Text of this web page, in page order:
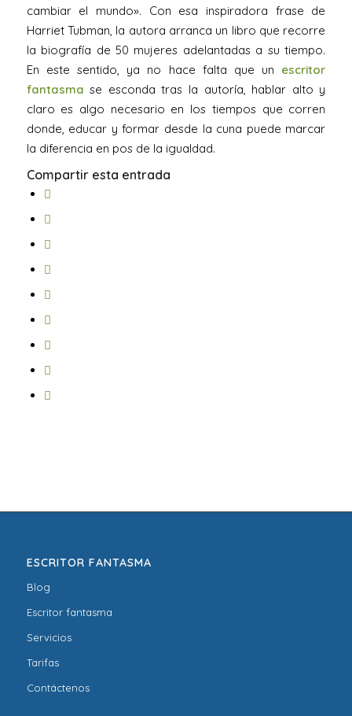
cambiar el mundo». Con esa inspiradora frase de
Harriet Tubman, la autora arranca un libro que recorre
la biografía de 50 mujeres adelantadas a su tiempo.
En este sentido, ya no hace falta que un escritor
fantasma se esconda tras la autoría, hablar alto y
claro es algo necesario en los tiempos que corren
donde, educar y formar desde la cuna puede marcar
la diferencia en pos de la igualdad.
Compartir esta entrada
ESCRITOR FANTASMA
Blog
Escritor fantasma
Servicios
Tarifas
Contáctenos